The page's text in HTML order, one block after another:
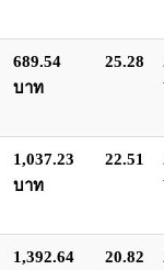
689.54
บาท
25.28
1,037.23
บาท
22.51
1,392.64
20.82